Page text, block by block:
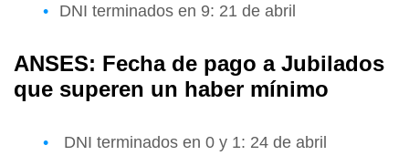
DNI terminados en 9: 21 de abril
ANSES: Fecha de pago a Jubilados
que superen un haber mínimo
DNI terminados en 0 y 1: 24 de abril